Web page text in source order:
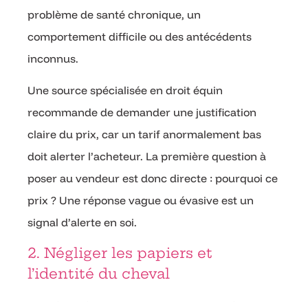
problème de santé chronique, un
comportement difficile ou des antécédents
inconnus.
Une source spécialisée en droit équin
recommande de demander une justification
claire du prix, car un tarif anormalement bas
doit alerter l’acheteur. La première question à
poser au vendeur est donc directe : pourquoi ce
prix ? Une réponse vague ou évasive est un
signal d’alerte en soi.
2. Négliger les papiers et
l’identité du cheval